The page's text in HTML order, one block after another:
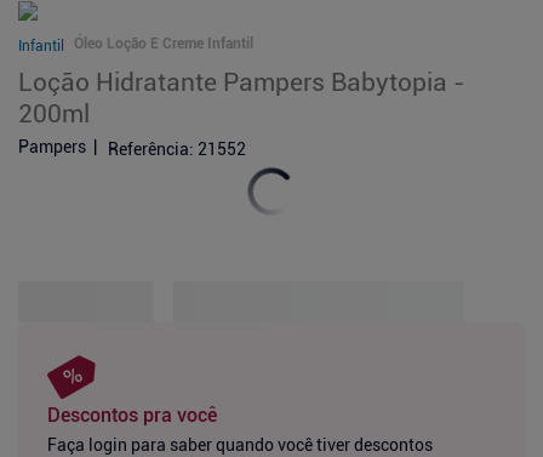
Infantil Óleo Loção E Creme Infantil
Loção Hidratante Pampers Babytopia -
200ml
Pampers Referência: 21552
Descontos pra você
Faça login para saber quando você tiver descontos